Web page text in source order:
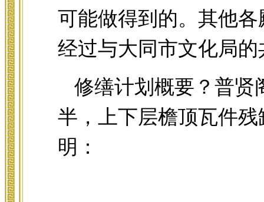
可能做得到的。其他
经过与大同市文化局
修缮计划概要？普贤
半，上下层檐顶瓦件
明：